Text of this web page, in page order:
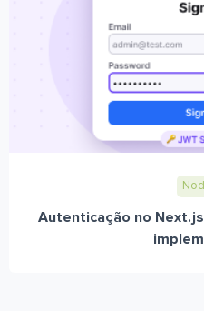
Autenticação no